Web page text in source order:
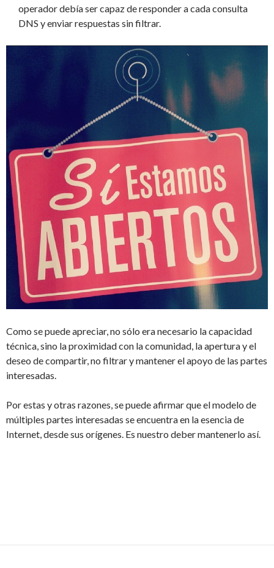
operador debía ser capaz de responder a cada consulta
DNS y enviar respuestas sin filtrar.
Como se puede apreciar, no sólo era necesario la capacidad
técnica, sino la proximidad con la comunidad, la apertura y el
deseo de compartir, no filtrar y mantener el apoyo de las partes
interesadas.
Por estas y otras razones, se puede afirmar que el modelo de
múltiples partes interesadas se encuentra en la esencia de
Internet, desde sus orígenes. Es nuestro deber mantenerlo así.